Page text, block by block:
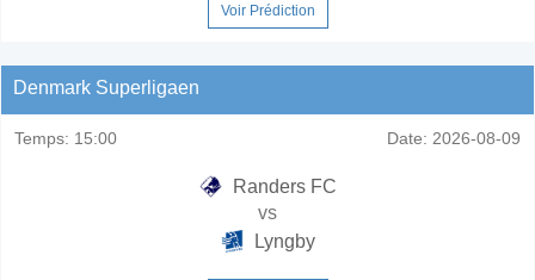
Voir Prédiction
Denmark Superligaen
Temps: 15:00 Date: 2026-08-09
Randers FC
vs
Lyngby